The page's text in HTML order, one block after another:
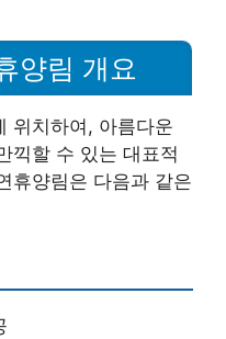
양림 개요
위치하여, 아름다운
끽할 수 있는 대표적
휴양림은 다음과 같은